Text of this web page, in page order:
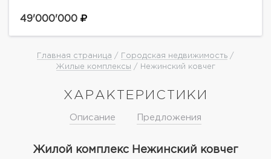
гардеробной), гостиную, кухню с балконом и один
49'000'000
Главная страница / Городская недвижимость /
Жилые комплексы / Нежинский ковчег
ХАРАКТЕРИСТИКИ
Описание Предложения
Жилой комплекс Нежинский ковчег